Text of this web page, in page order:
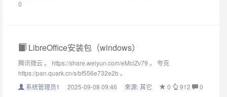
0
LibreOffice安装包（windows）
腾讯微云 。 https://share.weiyun.com/eMciZv79 。 夸克
https://pan.quark.cn/s/bf556e732e2b 。
系统管理员1
2025-09-08 09:46 來源:其它 0 912 0